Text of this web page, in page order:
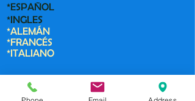
*ESPAÑOL
*INGLES
*ALEMÁN
*FRANCÉS
*ITALIANO
Contact us: